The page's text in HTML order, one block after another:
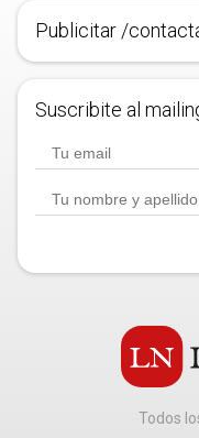
Publicitar /
Suscribite al
Todos